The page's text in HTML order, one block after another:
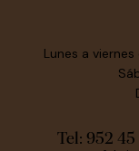
Lunes a
Tel: 952 45